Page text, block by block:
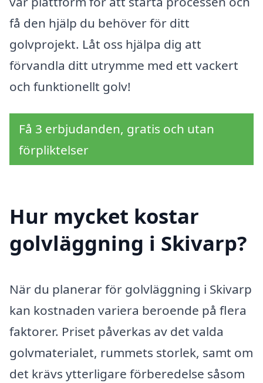
få den hjälp du behöver för ditt
golvprojekt. Låt oss hjälpa dig att
förvandla ditt utrymme med ett vackert
och funktionellt golv!
Få 3 erbjudanden, gratis och utan
förpliktelser
Hur mycket kostar
golvläggning i Skivarp?
När du planerar för golvläggning i Skivarp
kan kostnaden variera beroende på flera
faktorer. Priset påverkas av det valda
golvmaterialet, rummets storlek, samt om
det krävs ytterligare förberedelse såsom